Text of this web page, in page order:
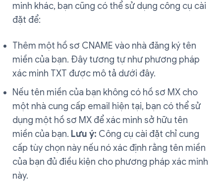
minh khác, bạn cũng có thể sử dụng công cụ cài
đặt để:
Thêm một hồ sơ CNAME vào nhà đăng ký tên
miền của bạn. Đây tương tự như phương pháp
xác minh TXT được mô tả dưới đây.
Nếu tên miền của bạn không có hồ sơ MX cho
một nhà cung cấp email hiện tại, bạn có thể sử
dụng một hồ sơ MX để xác minh sở hữu tên
miền của bạn. Lưu ý: Công cụ cài đặt chỉ cung
cấp tùy chọn này nếu nó xác định rằng tên miền
của bạn đủ điều kiện cho phương pháp xác minh
này.